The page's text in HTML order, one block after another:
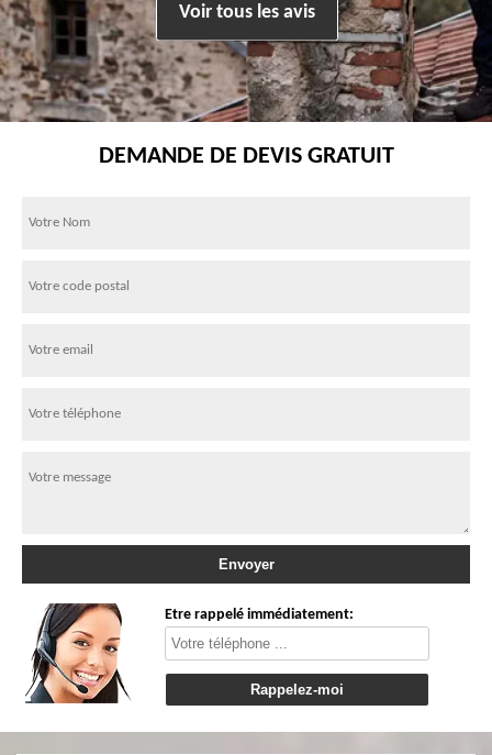
Voir tous les avis
DEMANDE DE DEVIS GRATUIT
Etre rappelé immédiatement: